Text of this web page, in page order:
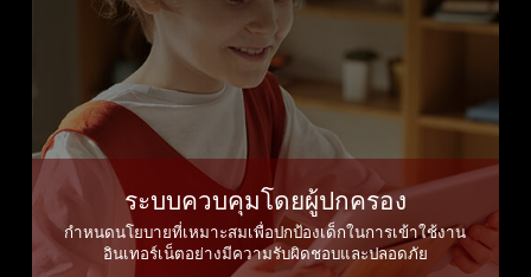
ระบบควบคุมโดยผู้ปกครอง
กำหนดนโยบายที่เหมาะสมเพื่อปกป้องเด็กในการเข้าใช้งาน
อินเทอร์เน็ตอย่างมีความรับผิดชอบและปลอดภัย